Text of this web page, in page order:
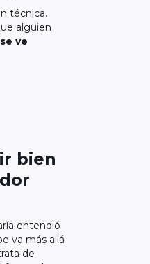
técnica.
alguien
ve
bien
entendió
va más allá
de